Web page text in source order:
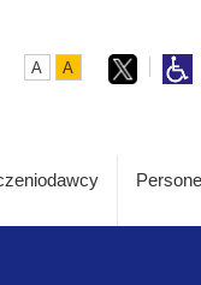
A A